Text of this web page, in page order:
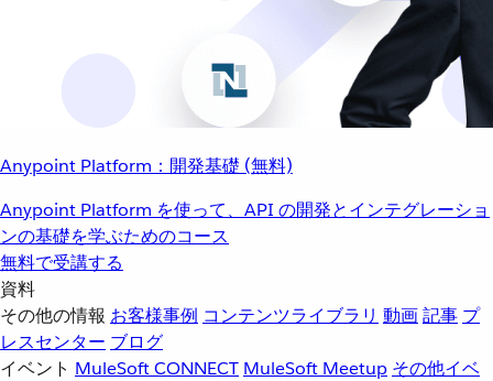
Anypoint Platform：開発基礎 (無料)
Anypoint Platform を使って、API の開発とインテグレーショ
ンの基礎を学ぶためのコース
無料で受講する
資料
その他の情報 お客様事例 コンテンツライブラリ 動画記事 プ
レスセンター ブログ
イベント MuleSoft CONNECT MuleSoft Meetup その他イベ